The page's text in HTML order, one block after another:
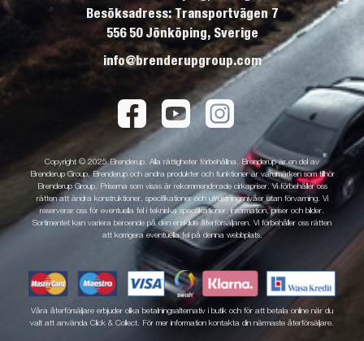
Besöksadress: Transportvägen 7
556 50 Jönköping, Sverige
info@brenderupgroup.com
Copyright © 2025 Brenderup. Alla rättigheter förbehållna. Brenderup är en del av
Brenderup Group. Brenderup och andra produkter och funktioner är varumärken som tillhör
Brenderup Group. Priserna som visas är rekommenderade cirkapriser. Vi förbehåller oss
rätten att ändra konstruktioner, specifikationer och utrustningsnivåer utan förvarning. Vi
reserverar oss för eventuella fel i tekniska specifikationer, information, priser och bilder.
Sortimentet kan variera beroende på den enskilde återförsäljaren. Vi förbehåller oss rätten
att korrigera eventuella fel på denna webbplats.
Våra återförsäljare erbjuder olika betalningsalternativ i butik och för att betala online när du
valt att använda Click & Collect. För mer information kontakta din närmaste återförsäljare.